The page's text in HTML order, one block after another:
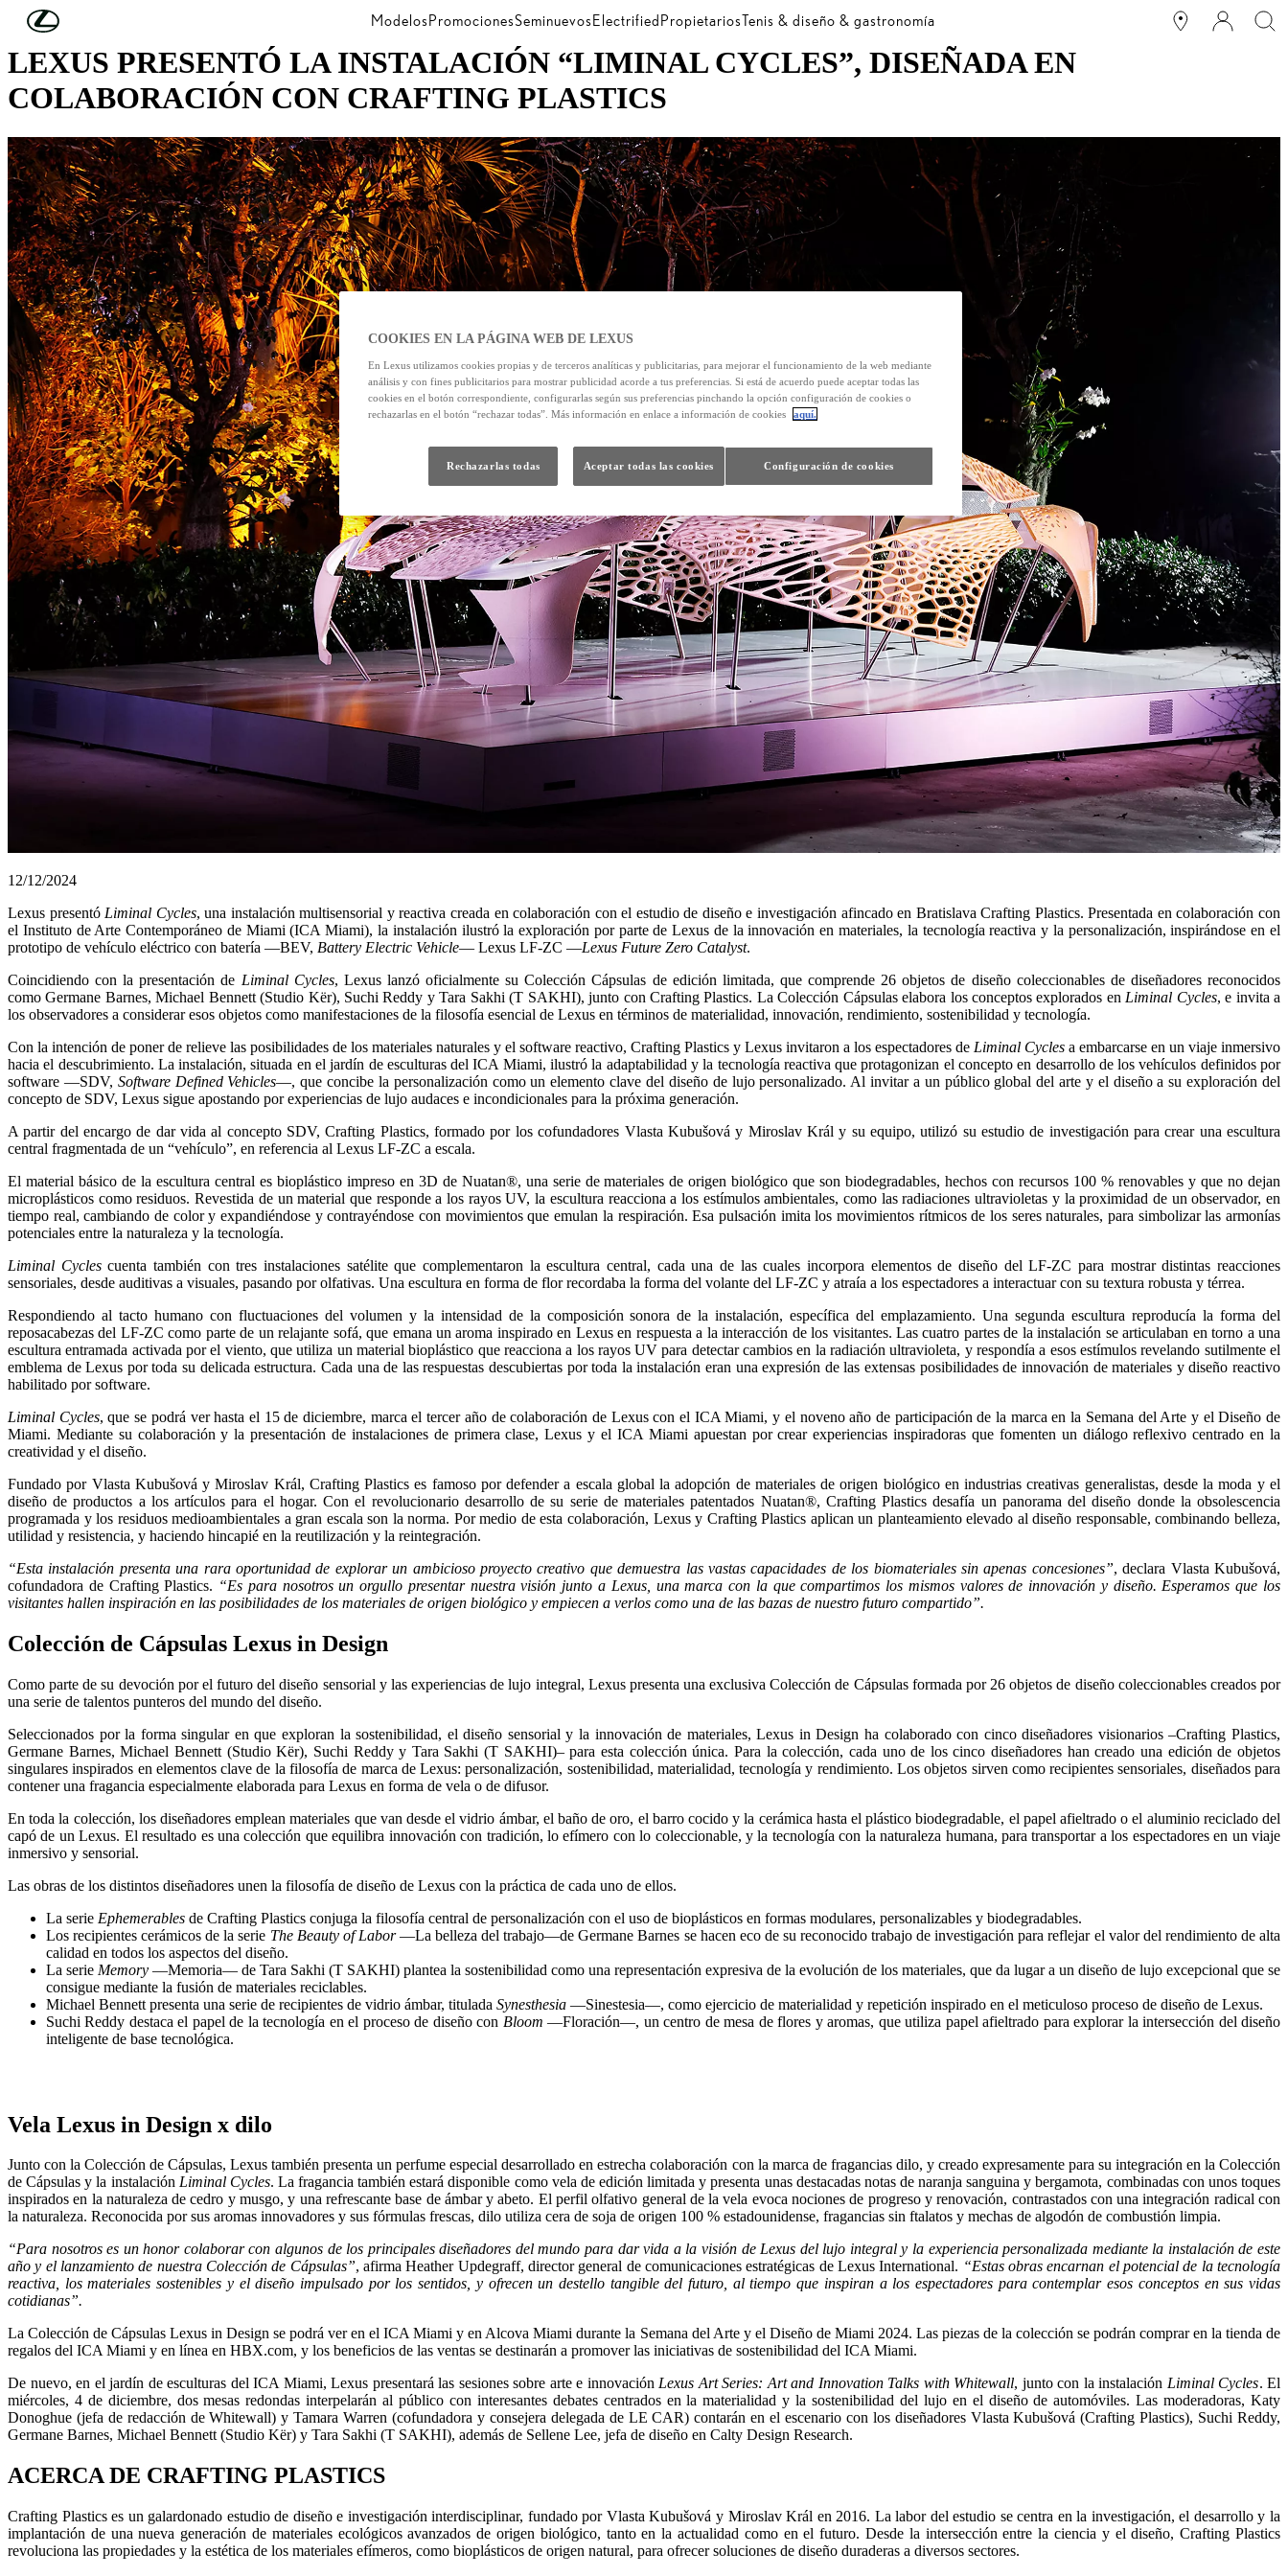
Skip to Main Content ModelosPromocionesSeminuevosElectrifiedPropietariosTenis & diseño & gastronomía
LEXUS PRESENTÓ LA INSTALACIÓN “LIMINAL CYCLES”, DISEÑADA EN
COLABORACIÓN CON CRAFTING PLASTICS
12/12/2024
Lexus presentó Liminal Cycles, una instalación multisensorial y reactiva creada en colaboración con el estudio de diseño e investigación afincado en Bratislava Crafting Plastics. Presentada en colaboración con
el Instituto de Arte Contemporáneo de Miami (ICA Miami), la instalación ilustró la exploración por parte de Lexus de la innovación en materiales, la tecnología reactiva y la personalización, inspirándose en el
prototipo de vehículo eléctrico con batería —BEV, Battery Electric Vehicle— Lexus LF-ZC —Lexus Future Zero Catalyst.
Coincidiendo con la presentación de Liminal Cycles, Lexus lanzó oficialmente su Colección Cápsulas de edición limitada, que comprende 26 objetos de diseño coleccionables de diseñadores reconocidos
como Germane Barnes, Michael Bennett (Studio Kër), Suchi Reddy y Tara Sakhi (T SAKHI), junto con Crafting Plastics. La Colección Cápsulas elabora los conceptos explorados en Liminal Cycles, e invita a
los observadores a considerar esos objetos como manifestaciones de la filosofía esencial de Lexus en términos de materialidad, innovación, rendimiento, sostenibilidad y tecnología.
Con la intención de poner de relieve las posibilidades de los materiales naturales y el software reactivo, Crafting Plastics y Lexus invitaron a los espectadores de Liminal Cycles a embarcarse en un viaje inmersivo
hacia el descubrimiento. La instalación, situada en el jardín de esculturas del ICA Miami, ilustró la adaptabilidad y la tecnología reactiva que protagonizan el concepto en desarrollo de los vehículos definidos por
software —SDV, Software Defined Vehicles—, que concibe la personalización como un elemento clave del diseño de lujo personalizado. Al invitar a un público global del arte y el diseño a su exploración del
concepto de SDV, Lexus sigue apostando por experiencias de lujo audaces e incondicionales para la próxima generación.
A partir del encargo de dar vida al concepto SDV, Crafting Plastics, formado por los cofundadores Vlasta Kubušová y Miroslav Král y su equipo, utilizó su estudio de investigación para crear una escultura
central fragmentada de un “vehículo”, en referencia al Lexus LF-ZC a escala.
El material básico de la escultura central es bioplástico impreso en 3D de Nuatan®, una serie de materiales de origen biológico que son biodegradables, hechos con recursos 100 % renovables y que no dejan
microplásticos como residuos. Revestida de un material que responde a los rayos UV, la escultura reacciona a los estímulos ambientales, como las radiaciones ultravioletas y la proximidad de un observador, en
tiempo real, cambiando de color y expandiéndose y contrayéndose con movimientos que emulan la respiración. Esa pulsación imita los movimientos rítmicos de los seres naturales, para simbolizar las armonías
potenciales entre la naturaleza y la tecnología.
Liminal Cyclescuenta también con tres instalaciones satélite que complementaron la escultura central, cada una de las cuales incorpora elementos de diseño del LF-ZC para mostrar distintas reacciones
sensoriales, desde auditivas a visuales, pasando por olfativas. Una escultura en forma de flor recordaba la forma del volante del LF-ZC y atraía a los espectadores a interactuar con su textura robusta y térrea.
Respondiendo al tacto humano con fluctuaciones del volumen y la intensidad de la composición sonora de la instalación, específica del emplazamiento. Una segunda escultura reproducía la forma del
reposacabezas del LF-ZC como parte de un relajante sofá, que emana un aroma inspirado en Lexus en respuesta a la interacción de los visitantes. Las cuatro partes de la instalación se articulaban en torno a una
escultura entramada activada por el viento, que utiliza un material bioplástico que reacciona a los rayos UV para detectar cambios en la radiación ultravioleta, y respondía a esos estímulos revelando sutilmente el
emblema de Lexus por toda su delicada estructura. Cada una de las respuestas descubiertas por toda la instalación eran una expresión de las extensas posibilidades de innovación de materiales y diseño reactivo
habilitado por software.
Liminal Cycles, que se podrá ver hasta el 15 de diciembre, marca el tercer año de colaboración de Lexus con el ICA Miami, y el noveno año de participación de la marca en la Semana del Arte y el Diseño de
Miami. Mediante su colaboración y la presentación de instalaciones de primera clase, Lexus y el ICA Miami apuestan por crear experiencias inspiradoras que fomenten un diálogo reflexivo centrado en la
creatividad y el diseño.
Fundado por Vlasta Kubušová y Miroslav Král, Crafting Plastics es famoso por defender a escala global la adopción de materiales de origen biológico en industrias creativas generalistas, desde la moda y el
diseño de productos a los artículos para el hogar. Con el revolucionario desarrollo de su serie de materiales patentados Nuatan®, Crafting Plastics desafía un panorama del diseño donde la obsolescencia
programada y los residuos medioambientales a gran escala son la norma. Por medio de esta colaboración, Lexus y Crafting Plastics aplican un planteamiento elevado al diseño responsable, combinando belleza,
utilidad y resistencia, y haciendo hincapié en la reutilización y la reintegración.
“Esta instalación presenta una rara oportunidad de explorar un ambicioso proyecto creativo que demuestra las vastas capacidades de los biomateriales sin apenas concesiones”, declara Vlasta Kubušová,
cofundadora de Crafting Plastics. “Es para nosotros un orgullo presentar nuestra visión junto a Lexus, una marca con la que compartimos los mismos valores de innovación y diseño. Esperamos que los
visitantes hallen inspiración en las posibilidades de los materiales de origen biológico y empiecen a verlos como una de las bazas de nuestro futuro compartido”.
Colección de Cápsulas Lexus in Design
Como parte de su devoción por el futuro del diseño sensorial y las experiencias de lujo integral, Lexus presenta una exclusiva Colección de Cápsulas formada por 26 objetos de diseño coleccionables creados por
una serie de talentos punteros del mundo del diseño.
Seleccionados por la forma singular en que exploran la sostenibilidad, el diseño sensorial y la innovación de materiales, Lexus in Design ha colaborado con cinco diseñadores visionarios –Crafting Plastics,
Germane Barnes, Michael Bennett (Studio Kër), Suchi Reddy y Tara Sakhi (T SAKHI)– para esta colección única. Para la colección, cada uno de los cinco diseñadores han creado una edición de objetos
singulares inspirados en elementos clave de la filosofía de marca de Lexus: personalización, sostenibilidad, materialidad, tecnología y rendimiento. Los objetos sirven como recipientes sensoriales, diseñados para
contener una fragancia especialmente elaborada para Lexus en forma de vela o de difusor.
En toda la colección, los diseñadores emplean materiales que van desde el vidrio ámbar, el baño de oro, el barro cocido y la cerámica hasta el plástico biodegradable, el papel afieltrado o el aluminio reciclado del
capó de un Lexus. El resultado es una colección que equilibra innovación con tradición, lo efímero con lo coleccionable, y la tecnología con la naturaleza humana, para transportar a los espectadores en un viaje
inmersivo y sensorial.
Las obras de los distintos diseñadores unen la filosofía de diseño de Lexus con la práctica de cada uno de ellos.
La serie Ephemerables de Crafting Plastics conjuga la filosofía central de personalización con el uso de bioplásticos en formas modulares, personalizables y biodegradables.
Los recipientes cerámicos de la serie The Beauty of Labor—La belleza del trabajo—de Germane Barnes se hacen eco de su reconocido trabajo de investigación para reflejar el valor del rendimiento de alta
calidad en todos los aspectos del diseño.
La serie Memory —Memoria— de Tara Sakhi (T SAKHI) plantea la sostenibilidad como una representación expresiva de la evolución de los materiales, que da lugar a un diseño de lujo excepcional que se
consigue mediante la fusión de materiales reciclables.
Michael Bennett presenta una serie de recipientes de vidrio ámbar, titulada Synesthesia —Sinestesia—, como ejercicio de materialidad y repetición inspirado en el meticuloso proceso de diseño de Lexus.
Suchi Reddy destaca el papel de la tecnología en el proceso de diseño con Bloom —Floración—, un centro de mesa de flores y aromas, que utiliza papel afieltrado para explorar la intersección del diseño
inteligente de base tecnológica.
Vela Lexus in Design x dilo
Junto con la Colección de Cápsulas, Lexus también presenta un perfume especial desarrollado en estrecha colaboración con la marca de fragancias dilo, y creado expresamente para su integración en la Colección
de Cápsulas y la instalación Liminal Cycles. La fragancia también estará disponible como vela de edición limitada y presenta unas destacadas notas de naranja sanguina y bergamota, combinadas con unos toques
inspirados en la naturaleza de cedro y musgo, y una refrescante base de ámbar y abeto. El perfil olfativo general de la vela evoca nociones de progreso y renovación, contrastados con una integración radical con
la naturaleza. Reconocida por sus aromas innovadores y sus fórmulas frescas, dilo utiliza cera de soja de origen 100 % estadounidense, fragancias sin ftalatos y mechas de algodón de combustión limpia.
“Para nosotros es un honor colaborar con algunos de los principales diseñadores del mundo para dar vida a la visión de Lexus del lujo integral y la experiencia personalizada mediante la instalación de este
año y el lanzamiento de nuestra Colección de Cápsulas”, afirma Heather Updegraff, ​​director general de comunicaciones estratégicas de Lexus International. “Estas obras encarnan el potencial de la tecnología
reactiva, los materiales sostenibles y el diseño impulsado por los sentidos, y ofrecen un destello tangible del futuro, al tiempo que inspiran a los espectadores para contemplar esos conceptos en sus vidas
cotidianas”.
La Colección de Cápsulas Lexus in Design se podrá ver en el ICA Miami y en Alcova Miami durante la Semana del Arte y el Diseño de Miami 2024. Las piezas de la colección se podrán comprar en la tienda de
regalos del ICA Miami y en línea en HBX.com, y los beneficios de las ventas se destinarán a promover las iniciativas de sostenibilidad del ICA Miami.
De nuevo, en el jardín de esculturas del ICA Miami, Lexus presentará las sesiones sobre arte e innovaciónLexus Art Series: Art and Innovation Talks with Whitewall, junto con la instalación Liminal Cycles. El
miércoles, 4 de diciembre, dos mesas redondas interpelarán al público con interesantes debates centrados en la materialidad y la sostenibilidad del lujo en el diseño de automóviles. Las moderadoras, Katy
Donoghue (jefa de redacción de Whitewall) y Tamara Warren (cofundadora y consejera delegada de LE CAR) contarán en el escenario con los diseñadores Vlasta Kubušová (Crafting Plastics), Suchi Reddy,
Germane Barnes, Michael Bennett (Studio Kër) y Tara Sakhi (T SAKHI), además de Sellene Lee, jefa de diseño en Calty Design Research.
ACERCA DE CRAFTING PLASTICS
Crafting Plastics es un galardonado estudio de diseño e investigación interdisciplinar, fundado por Vlasta Kubušová y Miroslav Král en 2016. La labor del estudio se centra en la investigación, el desarrollo y la
implantación de una nueva generación de materiales ecológicos avanzados de origen biológico, tanto en la actualidad como en el futuro. Desde la intersección entre la ciencia y el diseño, Crafting Plastics
revoluciona las propiedades y la estética de los materiales efímeros, como bioplásticos de origen natural, para ofrecer soluciones de diseño duraderas a diversos sectores.
COOKIES EN LA PÁGINA WEB DE LEXUS
En Lexus utilizamos cookies propias y de terceros analíticas y publicitarias, para mejorar el funcionamiento de la web mediante
análisis y con fines publicitarios para mostrar publicidad acorde a tus preferencias. Si está de acuerdo puede aceptar todas las
cookies en el botón correspondiente, configurarlas según sus preferencias pinchando la opción configuración de cookies o
rechazarlas en el botón “rechazar todas”. Más información en enlace a información de cookies
aquí.
Configuración de cookies
Rechazarlas todas Aceptar todas las cookies